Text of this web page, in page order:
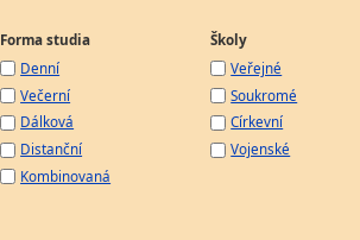
Forma studia
Denní
Večerní
Dálková
Distanční
Kombinovaná
Školy
Veřejné
Soukromé
Církevní
Vojenské